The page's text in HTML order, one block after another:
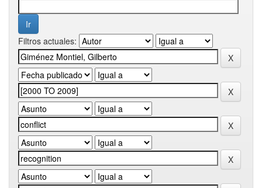
Filtros actuales: